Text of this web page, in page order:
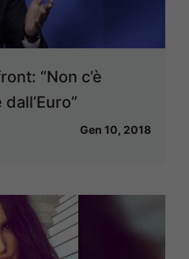
“Non c’è
Gen 10, 2018